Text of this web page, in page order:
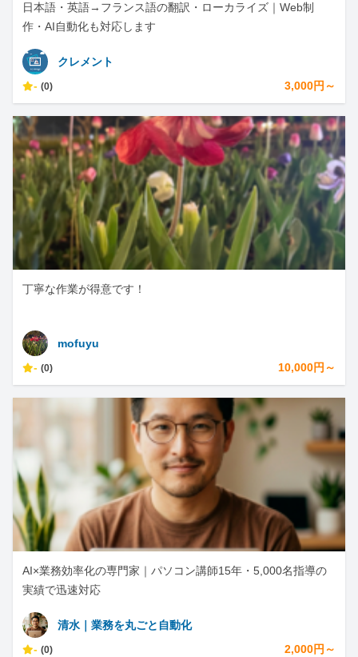
日本語・英語→フランス語の翻訳・ローカライズ｜Web制
作・AI自動化も対応します
クレメント
- (0) 3,000円～
丁寧な作業が得意です！
mofuyu
- (0) 10,000円～
AI×業務効率化の専門家｜パソコン講師15年・5,000名指導の
実績で迅速対応
清水｜業務を丸ごと自動化
- (0) 2,000円～